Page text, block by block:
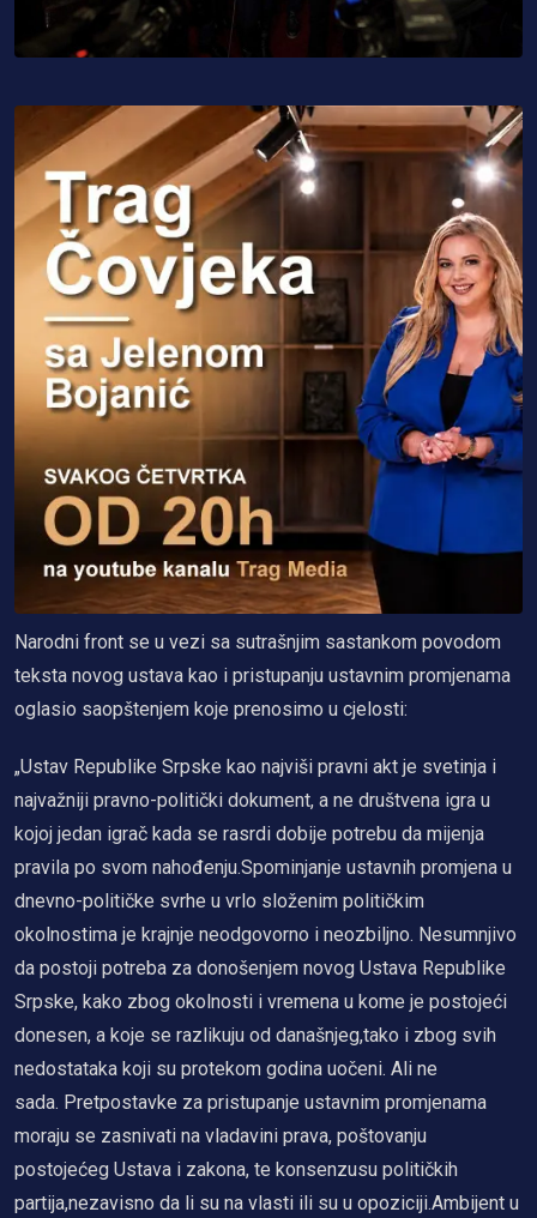
Narodni front se u vezi sa sutrašnjim sastankom povodom
teksta novog ustava kao i pristupanju ustavnim promjenama
oglasio saopštenjem koje prenosimo u cjelosti:
„Ustav Republike Srpske kao najviši pravni akt je svetinja i
najvažniji pravno-politički dokument, a ne društvena igra u
kojoj jedan igrač kada se rasrdi dobije potrebu da mijenja
pravila po svom nahođenju.Spominjanje ustavnih promjena u
dnevno-političke svrhe u vrlo složenim političkim
okolnostima je krajnje neodgovorno i neozbiljno. Nesumnjivo
da postoji potreba za donošenjem novog Ustava Republike
Srpske, kako zbog okolnosti i vremena u kome je postojeći
donesen, a koje se razlikuju od današnjeg,tako i zbog svih
nedostataka koji su protekom godina uočeni. Ali ne
sada. Pretpostavke za pristupanje ustavnim promjenama
moraju se zasnivati na vladavini prava, poštovanju
postojećeg Ustava i zakona, te konsenzusu političkih
partija,nezavisno da li su na vlasti ili su u opoziciji.Ambijent u